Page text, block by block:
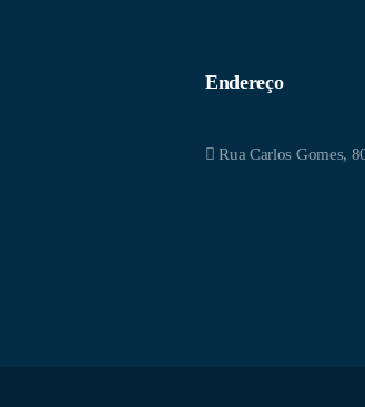
Endereço
Rua Carlos Gomes,